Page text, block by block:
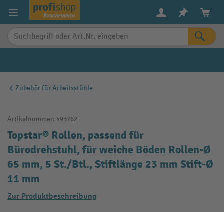
springen
Zubehör für Arbeitsstühle
Artikelnummer: 493762
Topstar® Rollen, passend für
Bürodrehstuhl, für weiche Böden Rollen-Ø
65 mm, 5 St./Btl., Stiftlänge 23 mm Stift-Ø
11 mm
Zur Produktbeschreibung